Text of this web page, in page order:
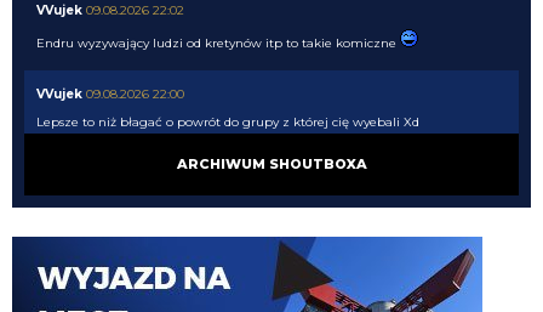
VVujek 09.08.2026 22:02
Endru wyzywający ludzi od kretynów itp to takie komiczne
VVujek 09.08.2026 22:00
Lepsze to niż błagać o powrót do grupy z której cię wyebali Xd
09.08.2026 21:51
Miłośnik i wielbiciel wielkich murzynów sidibe singo pepe a teraz Norton
Endru 09.08.2026 21:31
I dalej chcą, a ty kretynie chciałes sidibe i pepe
ARCHIWUM SHOUTBOXA